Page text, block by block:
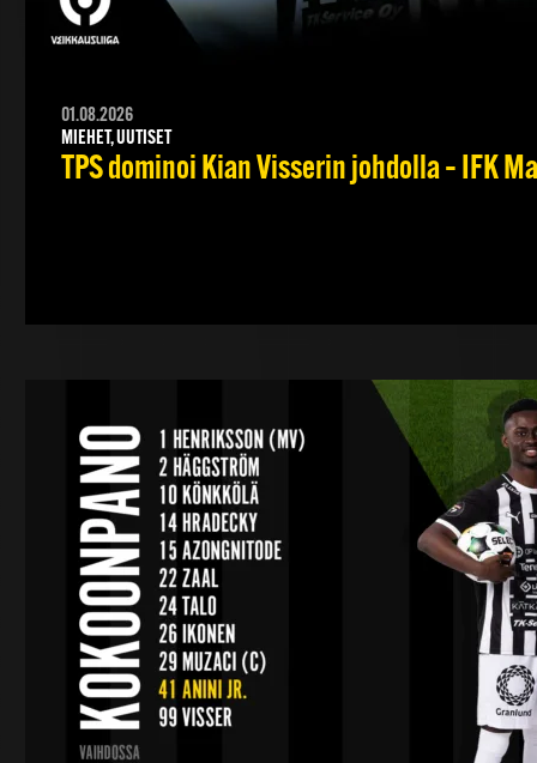
01.08.2026
MIEHET, UUTISET
TPS dominoi Kian Visserin johdolla – IFK